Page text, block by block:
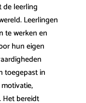
de leerling
Leerlingen
te werken en
hun eigen
toegepast in
bereidt